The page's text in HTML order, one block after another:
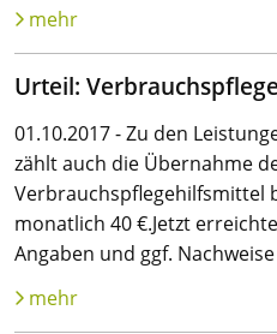
mehr
Urteil:
01.10.2017 - Zu den
zählt auch die Übernahme
Verbrauchspflegehilfsmittel
monatlich 40 €.Jetzt
Angaben und ggf.
mehr